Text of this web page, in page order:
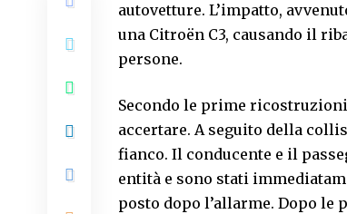
autovetture. L’impatto,
una Citroën C3, causando il
persone.
Secondo le prime
accertare. A seguito della
fianco. Il conducente e il
entità e sono stati
posto dopo l’allarme. Dopo